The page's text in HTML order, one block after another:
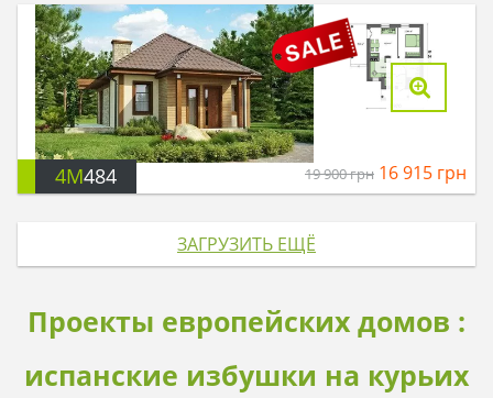
4M484 19 900грн 16 915 грн
ЗАГРУЗИТЬ ЕЩЁ
Проекты европейских домов :
испанские избушки на курьих